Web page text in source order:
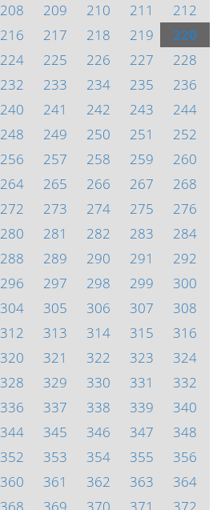
208 209 210 211
212
216 217 218 219
220
224 225 226 227
228
232 233 234 235
236
240 241 242 243
244
248 249 250 251
252
256 257 258 259
260
264 265 266 267
268
272 273 274 275
276
280 281 282 283
284
288 289 290 291
292
296 297 298 299
300
304 305 306 307
308
312 313 314 315
316
320 321 322 323
324
328 329 330 331
332
336 337 338 339
340
344 345 346 347
348
352 353 354 355
356
360 361 362 363
364